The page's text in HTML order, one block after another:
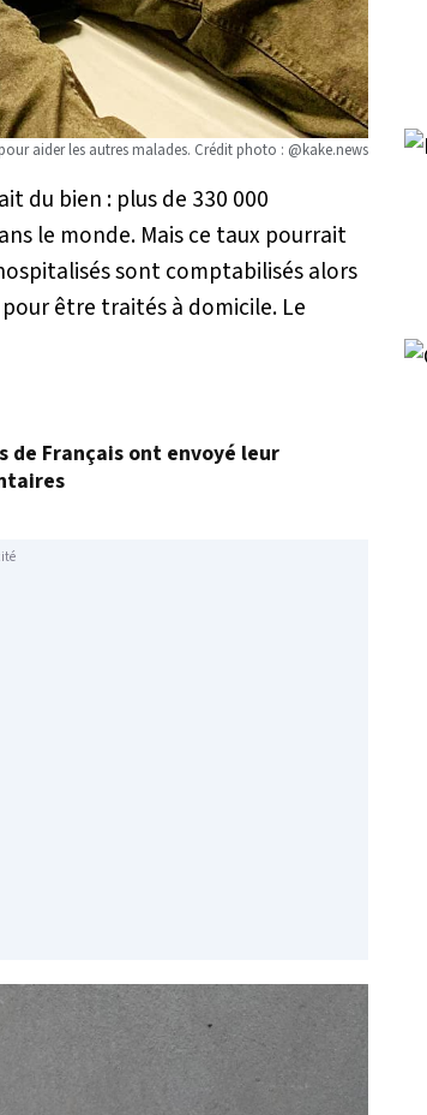
aider les autres malades. Crédit photo : @kake.news
du bien : plus de 330 000
le monde. Mais ce taux pourrait
sont comptabilisés alors
être traités à domicile. Le
Français ont envoyé leur